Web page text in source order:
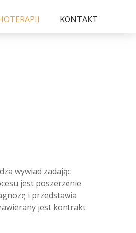
wywiad zadając
jest poszerzenie
i przedstawia
jest kontrakt
KONTAKT